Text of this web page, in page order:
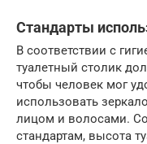
Стандарты
В соответствии с
туалетный столик
чтобы человек мог
использовать
лицом и волосами.
стандартам, высота